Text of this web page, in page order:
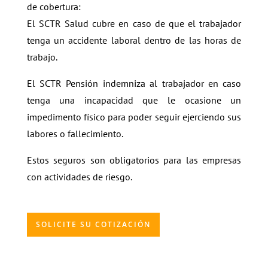
de cobertura:
El SCTR Salud cubre en caso de que el trabajador
tenga un accidente laboral dentro de las horas de
trabajo.
El SCTR Pensión indemniza al trabajador en caso
tenga una incapacidad que le ocasione un
impedimento físico para poder seguir ejerciendo sus
labores o fallecimiento.
Estos seguros son obligatorios para las empresas
con actividades de riesgo.
SOLICITE SU COTIZACIÓN